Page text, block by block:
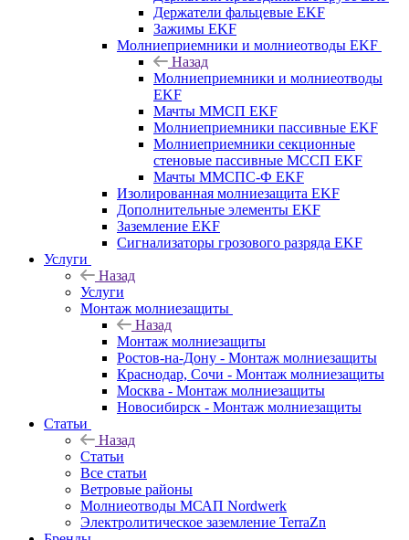
Держатели фальцевые EKF
Зажимы EKF
Молниеприемники и молниеотводы EKF
Назад
Молниеприемники и молниеотводы
EKF
Мачты ММСП EKF
Молниеприемники пассивные EKF
Молниеприемники секционные
стеновые пассивные МССП EKF
Мачты ММСПС-Ф EKF
Изолированная молниезащита EKF
Дополнительные элементы EKF
Заземление EKF
Сигнализаторы грозового разряда EKF
Услуги
Назад
Услуги
Монтаж молниезащиты
Назад
Монтаж молниезащиты
Ростов-на-Дону - Монтаж молниезащиты
Краснодар, Сочи - Монтаж молниезащиты
Москва - Монтаж молниезащиты
Новосибирск - Монтаж молниезащиты
Статьи
Назад
Статьи
Все статьи
Ветровые районы
Молниеотводы МСАП Nordwerk
Электролитическое заземление TerraZn